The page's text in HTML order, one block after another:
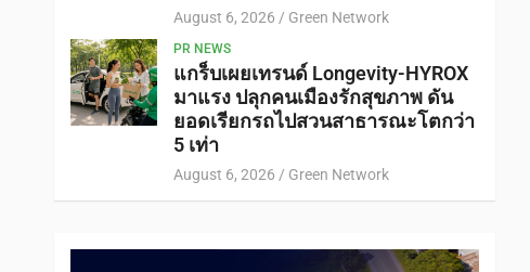
August 6, 2026 Green Network
PR NEWS
แกร็บเผยเทรนด์ Longevity-HYROX
มาแรง ปลุกคนเมืองรักสุขภาพ ดัน
ยอดเรียกรถไปสวนสาธารณะโตกว่า
5 เท่า
August 6, 2026 Green Network